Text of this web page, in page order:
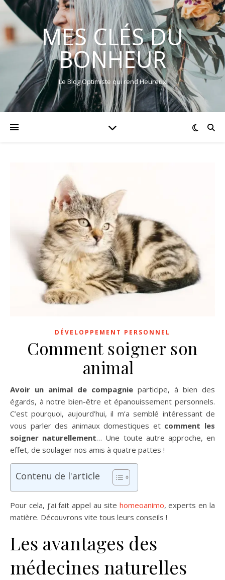
MES CLÉS DU
BONHEUR
Le Blog Optimiste qui rend Heureux
DÉVELOPPEMENT PERSONNEL
Comment soigner son
animal
Avoir un animal de compagnie participe, à bien des
égards, à notre bien-être et épanouissement personnels.
C’est pourquoi, aujourd’hui, il m’a semblé intéressant de
vous parler des animaux domestiques et comment les
soigner naturellement… Une toute autre approche, en
effet, de soulager nos amis à quatre pattes !
Contenu de l'article
Pour cela, j’ai fait appel au site homeoanimo, experts en la
matière. Découvrons vite tous leurs conseils !
Les avantages des
médecines naturelles